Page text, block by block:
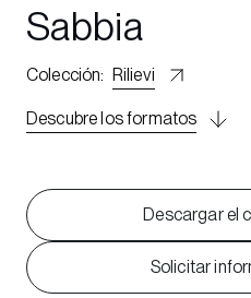
Sabbia
Colección: Rilievi
Descubre los formatos
Descargar el
Solicitar